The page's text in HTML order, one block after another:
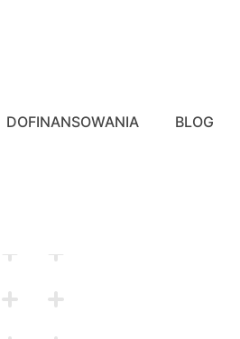
DOFINANSOWANIA BLOG